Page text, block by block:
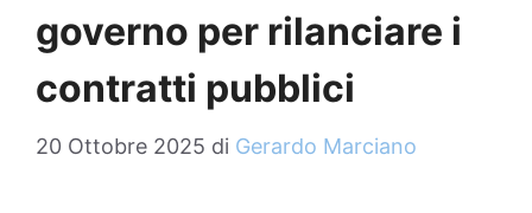
governo per rilanciare i
contratti pubblici
20 Ottobre 2025 di Gerardo Marciano